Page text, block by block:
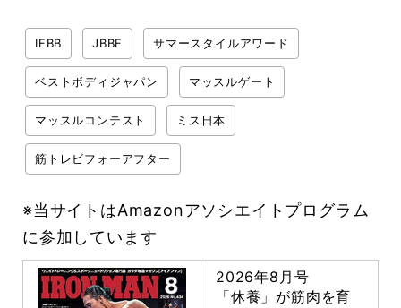
IFBB JBBF サマースタイルアワード
ベストボディジャパン マッスルゲート
マッスルコンテスト ミス日本
筋トレビフォーアフター
※当サイトはAmazonアソシエイトプログラム
に参加しています
2026年8月号
「休養」が筋肉を育